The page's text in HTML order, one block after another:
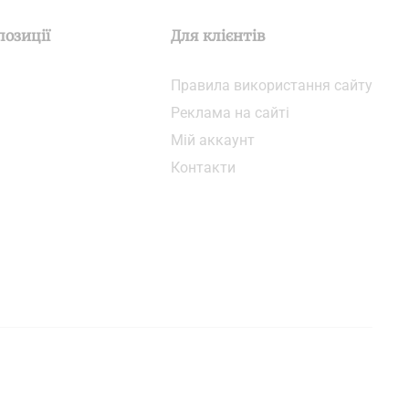
Для клієнтів
Правила використання сайту
Реклама на сайті
Мій аккаунт
Контакти